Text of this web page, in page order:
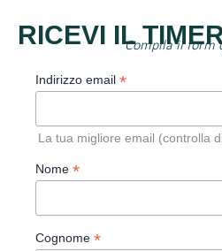
RICEVI ILCompila il form
Indirizzo email *
La tua migliore email (controlla
Nome *
Cognome *